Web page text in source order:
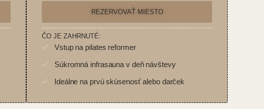
REZERVOVAŤ MIESTO
ČO JE ZAHRNUTÉ:
Vstup na pilates reformer
Súkromná infrasauna v deň návštevy
Ideálne na prvú skúsenosť alebo darček